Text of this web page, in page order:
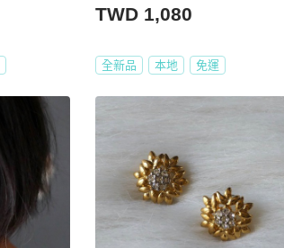
TWD 1,080
全新品 本地 免運